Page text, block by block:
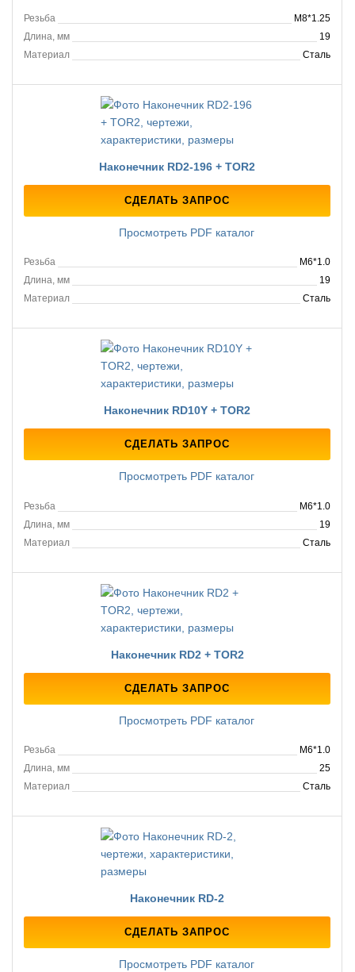
Резьба
M8*1.25
Длина, мм
19
Материал
Сталь
Наконечник RD2-196 + TOR2
СДЕЛАТЬ ЗАПРОС
Просмотреть PDF каталог
Резьба
M6*1.0
Длина, мм
19
Материал
Сталь
Наконечник RD10Y + TOR2
СДЕЛАТЬ ЗАПРОС
Просмотреть PDF каталог
Резьба
M6*1.0
Длина, мм
19
Материал
Сталь
Наконечник RD2 + TOR2
СДЕЛАТЬ ЗАПРОС
Просмотреть PDF каталог
Резьба
M6*1.0
Длина, мм
25
Материал
Сталь
Наконечник RD-2
СДЕЛАТЬ ЗАПРОС
Просмотреть PDF каталог